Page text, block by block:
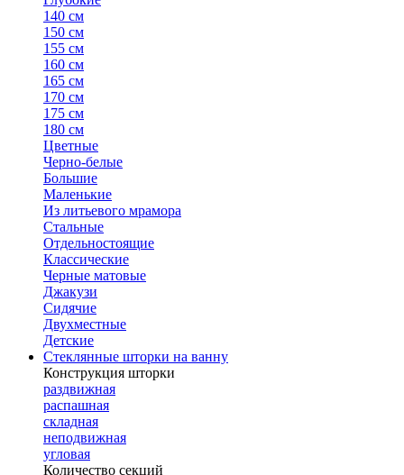
140 см
150 см
155 см
160 см
165 см
170 см
175 см
180 см
Цветные
Черно-белые
Большие
Маленькие
Из литьевого мрамора
Стальные
Отдельностоящие
Классические
Черные матовые
Джакузи
Сидячие
Двухместные
Детские
Стеклянные шторки на ванну
Конструкция шторки
раздвижная
распашная
складная
неподвижная
угловая
Количество секций